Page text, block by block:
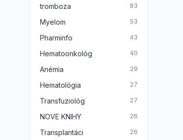
tromboza 83
Myelom 53
Pharminfo 43
Hematoonkológ 40
Anémia 29
Hematológia 27
Transfuziológ 27
NOVE KNIHY 26
Transplantáci 26